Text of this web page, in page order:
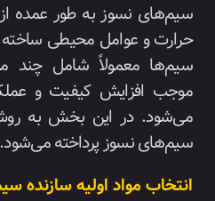
سیم‌های نسوز به طور عمده از
حرارت و عوامل محیطی ساخته
سیم‌ها معمولاً شامل
موجب افزایش کیفیت و
می‌شود. در این بخش به
سیم‌های نسوز پرداخته می‌شود.
انتخاب مواد اولیه سازنده